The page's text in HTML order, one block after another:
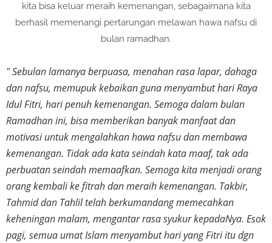
kita bisa keluar meraih kemenangan, sebagaimana kita
berhasil memenangi pertarungan melawan hawa nafsu di
bulan ramadhan.
" Sebulan lamanya berpuasa, menahan rasa lapar, dahaga
dan nafsu, memupuk kebaikan guna menyambut hari Raya
Idul Fitri, hari penuh kemenangan. Semoga dalam bulan
Ramadhan ini, bisa memberikan banyak manfaat dan
motivasi untuk mengalahkan hawa nafsu dan membawa
kemenangan. Tidak ada kata seindah kata maaf, tak ada
perbuatan seindah memaafkan. Semoga kita menjadi orang
orang kembali ke fitrah dan meraih kemenangan. Takbir,
Tahmid dan Tahlil telah berkumandang memecahkan
keheningan malam, mengantar rasa syukur kepadaNya. Esok
pagi, semua umat Islam menyambut hari yang Fitri itu dgn